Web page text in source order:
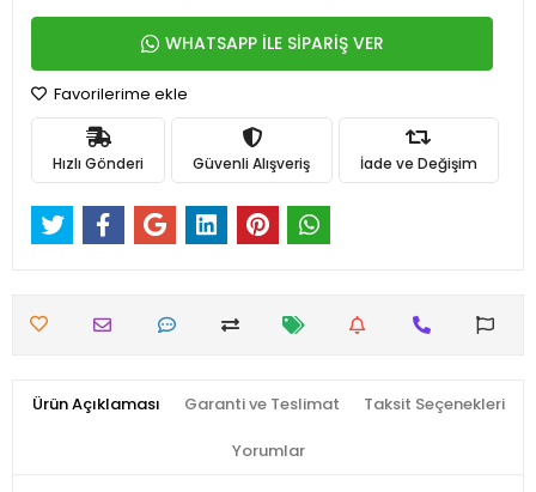
WHATSAPP İLE SİPARİŞ VER
Favorilerime ekle
Hızlı Gönderi Güvenli Alışveriş İade ve Değişim
Ürün Açıklaması Garanti ve Teslimat Taksit Seçenekleri
Yorumlar